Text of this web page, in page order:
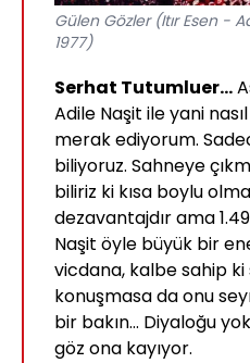
Gülen Gözler (Itır Esen -
1977)
Serhat Tutumluer...
Adile Naşit ile yani
merak ediyorum.
biliyoruz. Sahneye
biliriz ki kısa boylu
dezavantajdır ama
Naşit öyle büyük bir
vicdana, kalbe sahip
konuşmasa da onu
bir bakın... Diyaloğu
göz ona kayıyor.